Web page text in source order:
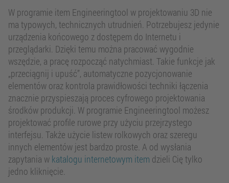
W programie item Engineeringtool w projektowaniu 3D nie
ma typowych, technicznych utrudnień. Potrzebujesz jedynie
urządzenia końcowego z dostępem do Internetu i
przeglądarki. Dzięki temu można pracować wygodnie
wszędzie, a pracę rozpocząć natychmiast. Takie funkcje jak
„przeciągnij i upuść”, automatyczne pozycjonowanie
elementów oraz kontrola prawidłowości techniki łączenia
znacznie przyspieszają proces cyfrowego projektowania
środków produkcji. W programie Engineeringtool możesz
projektować profile rurowe przy użyciu przejrzystego
interfejsu. Także użycie listew rolkowych oraz szeregu
innych elementów jest bardzo proste. A od wysłania
zapytania w katalogu internetowym item dzieli Cię tylko
jedno kliknięcie.